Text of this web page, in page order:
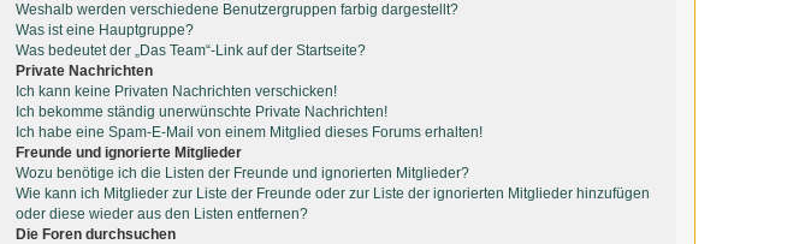
Weshalb werden verschiedene Benutzergruppen farbig dargestellt?
Was ist eine Hauptgruppe?
Was bedeutet der „Das Team“-Link auf der Startseite?
Private Nachrichten
Ich kann keine Privaten Nachrichten verschicken!
Ich bekomme ständig unerwünschte Private Nachrichten!
Ich habe eine Spam-E-Mail von einem Mitglied dieses Forums erhalten!
Freunde und ignorierte Mitglieder
Wozu benötige ich die Listen der Freunde und ignorierten Mitglieder?
Wie kann ich Mitglieder zur Liste der Freunde oder zur Liste der ignorierten Mitglieder hinzufügen
oder diese wieder aus den Listen entfernen?
Die Foren durchsuchen